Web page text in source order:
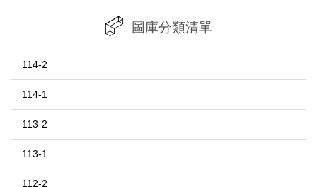
圖庫分類清單
114-2
114-1
113-2
113-1
112-2